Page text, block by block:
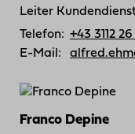
Leiter
Telefon: +43 3112
E-Mail:
Franco Depine